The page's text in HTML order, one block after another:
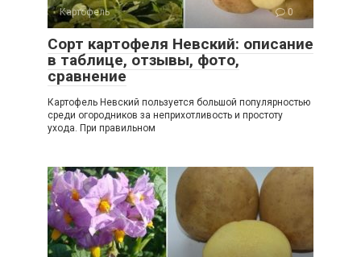
Картофель 0
Сорт картофеля Невский: описание
в таблице, отзывы, фото,
сравнение
Картофель Невский пользуется большой популярностью
среди огородников за неприхотливость и простоту
ухода. При правильном